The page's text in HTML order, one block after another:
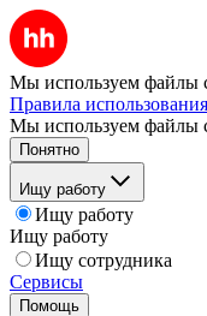
Мы используем файлы
Правила
Мы используем файлы
Понятно
Ищу работу
Ищу работу
Ищу работу
Ищу сотрудника
Сервисы
Помощь